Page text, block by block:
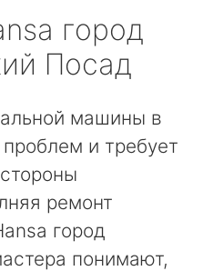
город
Посад
машины в
и требует
ремонт
город
понимают,